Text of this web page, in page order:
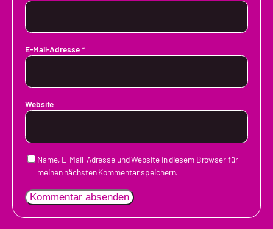
E-Mail-Adresse*
Website
Name, E-Mail-Adresse und Website in diesem Browser für
meinen nächsten Kommentar speichern.